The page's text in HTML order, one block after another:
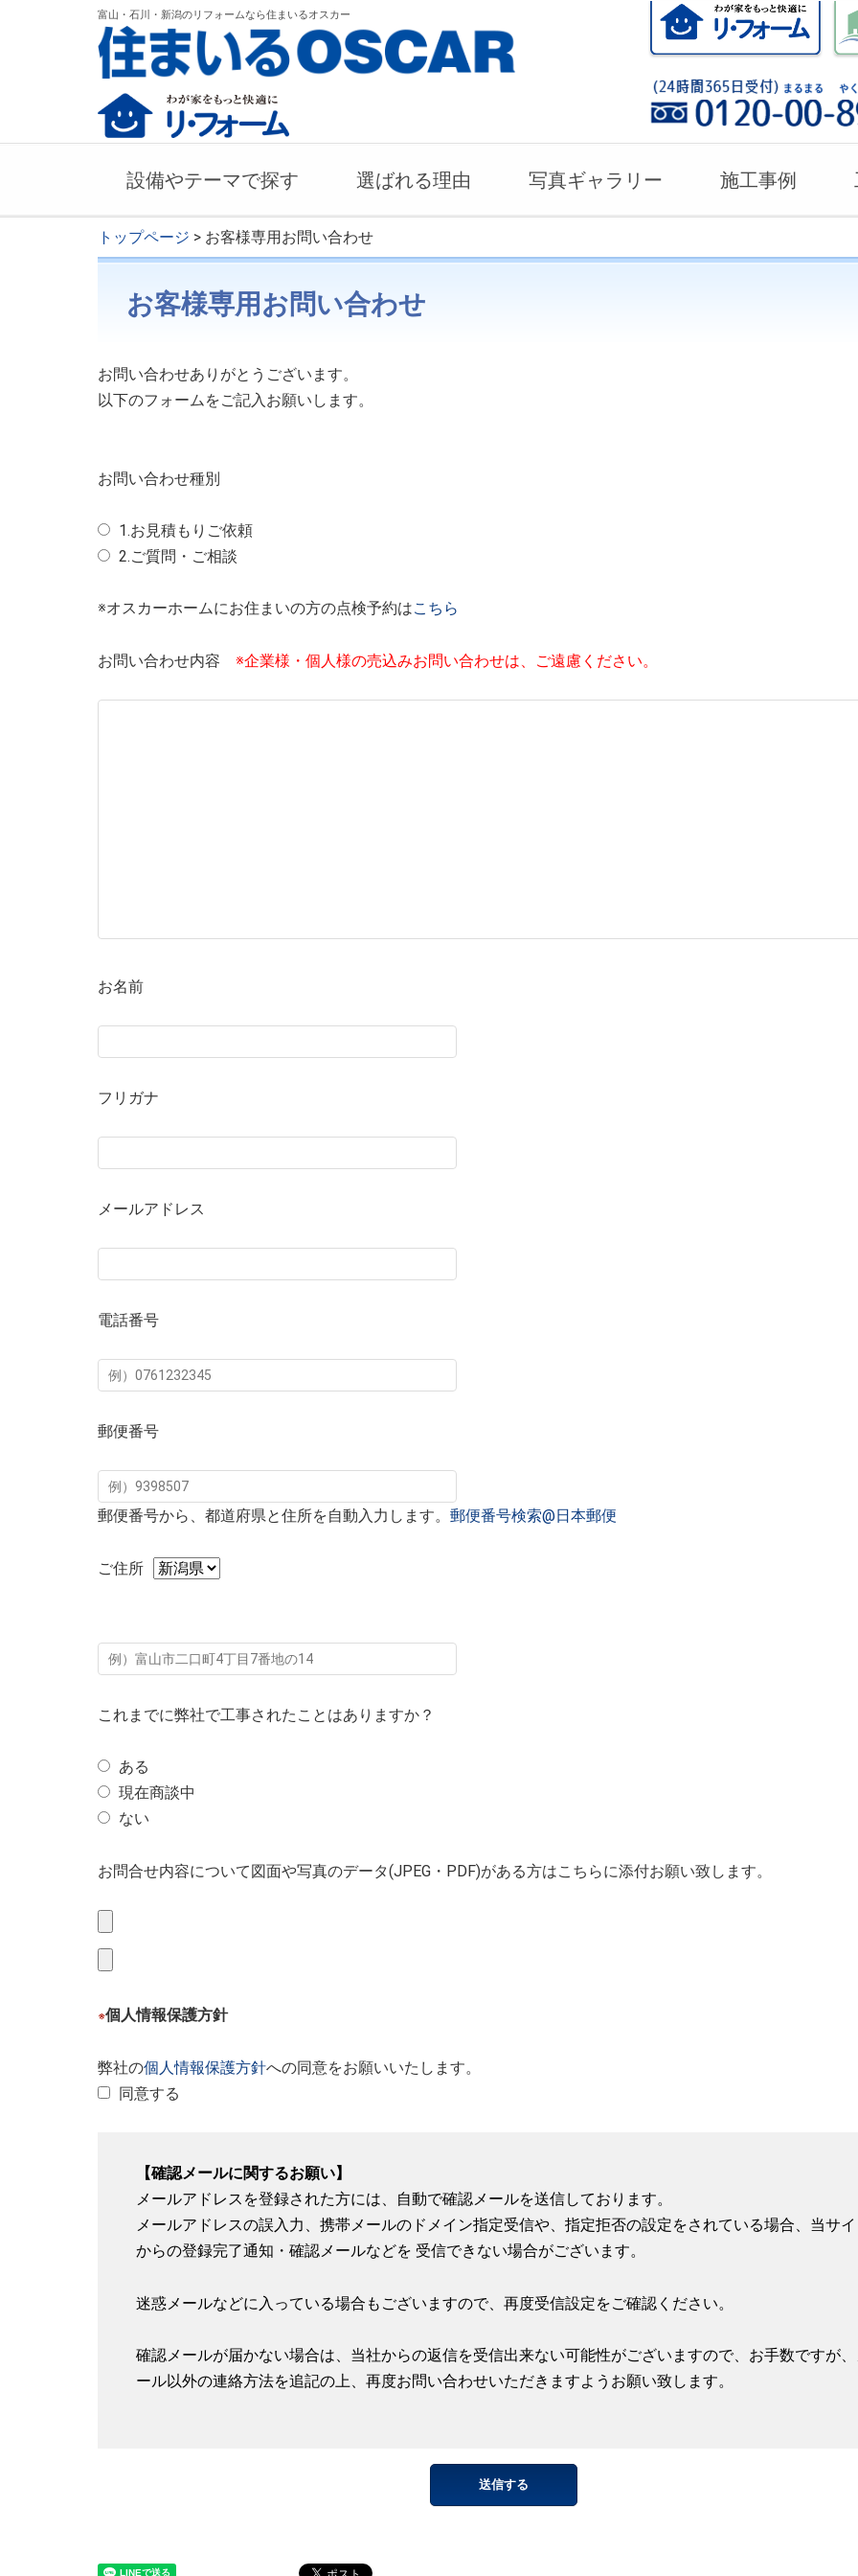
富山・石川・新潟のリフォームなら住まいるオスカー
設備やテーマで探す 選ばれる理由 写真ギャラリー 施工事例
トップページ > お客様専用お問い合わせ
お客様専用お問い合わせ
お問い合わせありがとうございます。
以下のフォームをご記入お願いします。
お問い合わせ種別
1.お見積もりご依頼
2.ご質問・ご相談
※オスカーホームにお住まいの方の点検予約はこちら
お問い合わせ内容 ※企業様・個人様の売込みお問い合わせは、ご遠慮ください。
お名前
フリガナ
メールアドレス
電話番号
郵便番号
郵便番号から、都道府県と住所を自動入力します。 郵便番号検索@日本郵便
ご住所
これまでに弊社で工事されたことはありますか？
ある
現在商談中
ない
お問合せ内容について図面や写真のデータ(JPEG・PDF)がある方はこちらに添付お願い致します。
※個人情報保護方針
弊社の個人情報保護方針への同意をお願いいたします。
同意する
【確認メールに関するお願い】
メールアドレスを登録された方には、自動で確認メールを送信しております。
メールアドレスの誤入力、携帯メールのドメイン指定受信や、指定拒否の設定をされている場合、当サ
からの登録完了通知・確認メールなどを 受信できない場合がございます。
迷惑メールなどに入っている場合もございますので、再度受信設定をご確認ください。
確認メールが届かない場合は、当社からの返信を受信出来ない可能性がございますので、お手数ですが
ール以外の連絡方法を追記の上、再度お問い合わせいただきますようお願い致します。